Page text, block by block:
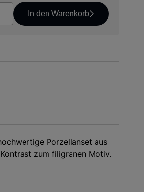
In den Warenkorb
Porzellanset aus
zum filigranen Motiv.